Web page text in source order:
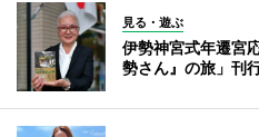
見る・遊ぶ
伊勢神宮式年遷宮
勢さん』の旅」刊